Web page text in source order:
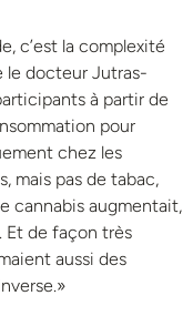
c’est la complexité
le docteur Jutras-
à partir de
pour
chez les
mais pas de tabac,
cannabis augmentait,
Et de façon très
aussi des